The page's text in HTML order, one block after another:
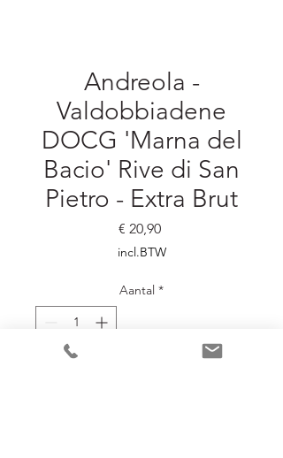
Andreola -
Valdobbiadene
DOCG 'Marna del
Bacio' Rive di San
Pietro - Extra Brut
€ 20,90Prijs
incl.BTW
Aantal *